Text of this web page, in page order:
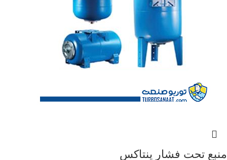
منبع تحت فشار پنتاکس